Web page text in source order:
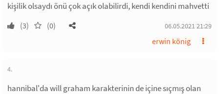
kişilik olsaydı önü çok açık olabilirdi, kendi kendini mahvetti
(3) (0) 06.05.2021 21:29
erwin könig
4.
hannibal'da will graham karakterinin de içine sıçmış olan